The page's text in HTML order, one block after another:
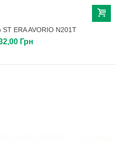
ST ERA AVORIO N201T
Грн